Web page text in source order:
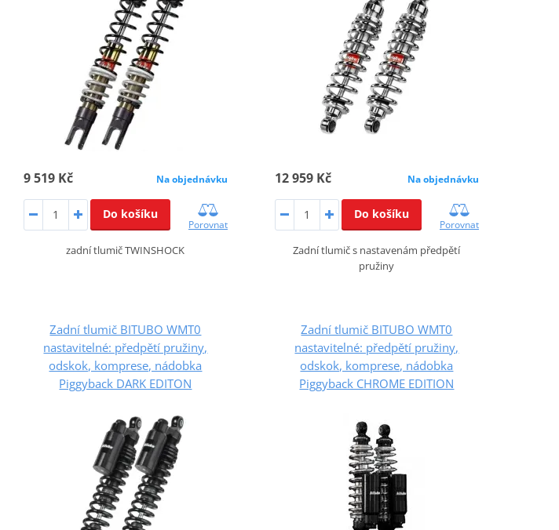
9 519 Kč Na objednávku
Do košíku
Porovnat
zadní tlumič TWINSHOCK
12 959 Kč Na objednávku
Do košíku
Porovnat
Zadní tlumič s nastavenám předpětí
pružiny
Zadní tlumič BITUBO WMT0
nastavitelné: předpětí pružiny,
odskok, komprese, nádobka
Piggyback DARK EDITON
Zadní tlumič BITUBO WMT0
nastavitelné: předpětí pružiny,
odskok, komprese, nádobka
Piggyback CHROME EDITION